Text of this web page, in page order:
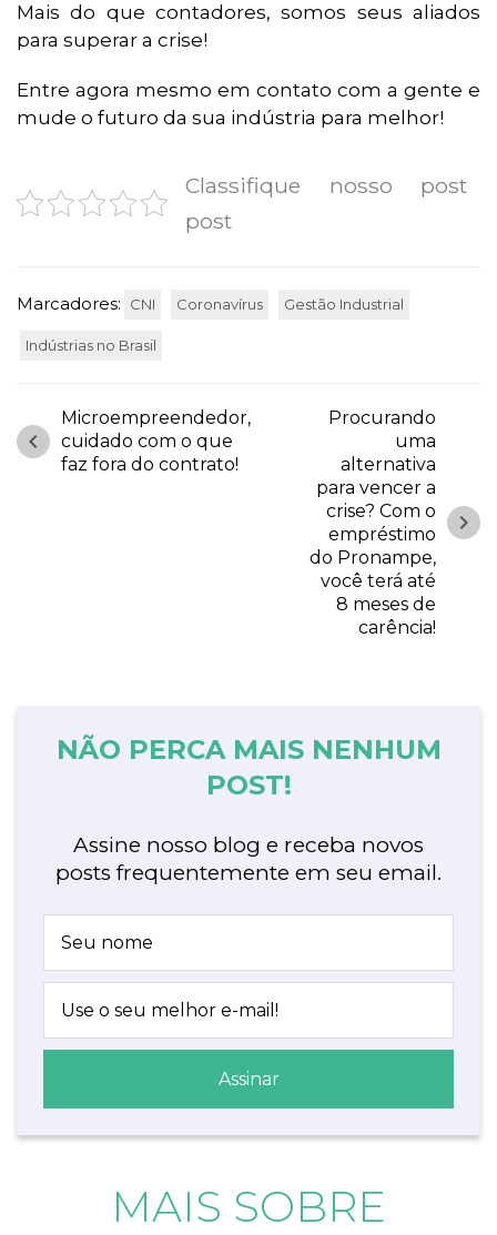
Mais do que contadores, somos seus aliados
para superar a crise!
Entre agora mesmo em contato com a gente e
mude o futuro da sua indústria para melhor!
Classifique nosso post
post
Marcadores: CNI Coronavírus Gestão Industrial
Indústrias no Brasil
Microempreendedor,
cuidado com o que
faz fora do contrato!
chevron_left
Procurando
uma
alternativa
para vencer a
crise? Com o
empréstimo
do Pronampe,
você terá até
8 meses de
carência!
chevron_right
NÃO PERCA MAIS NENHUM
POST!
Assine nosso blog e receba novos
posts frequentemente em seu email.
MAIS SOBRE